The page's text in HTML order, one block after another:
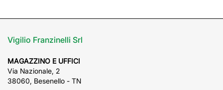
Vigilio Franzinelli Srl
MAGAZZINO E UFFICI
Via Nazionale, 2
38060, Besenello - TN